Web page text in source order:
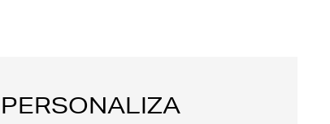
PERSONALIZA